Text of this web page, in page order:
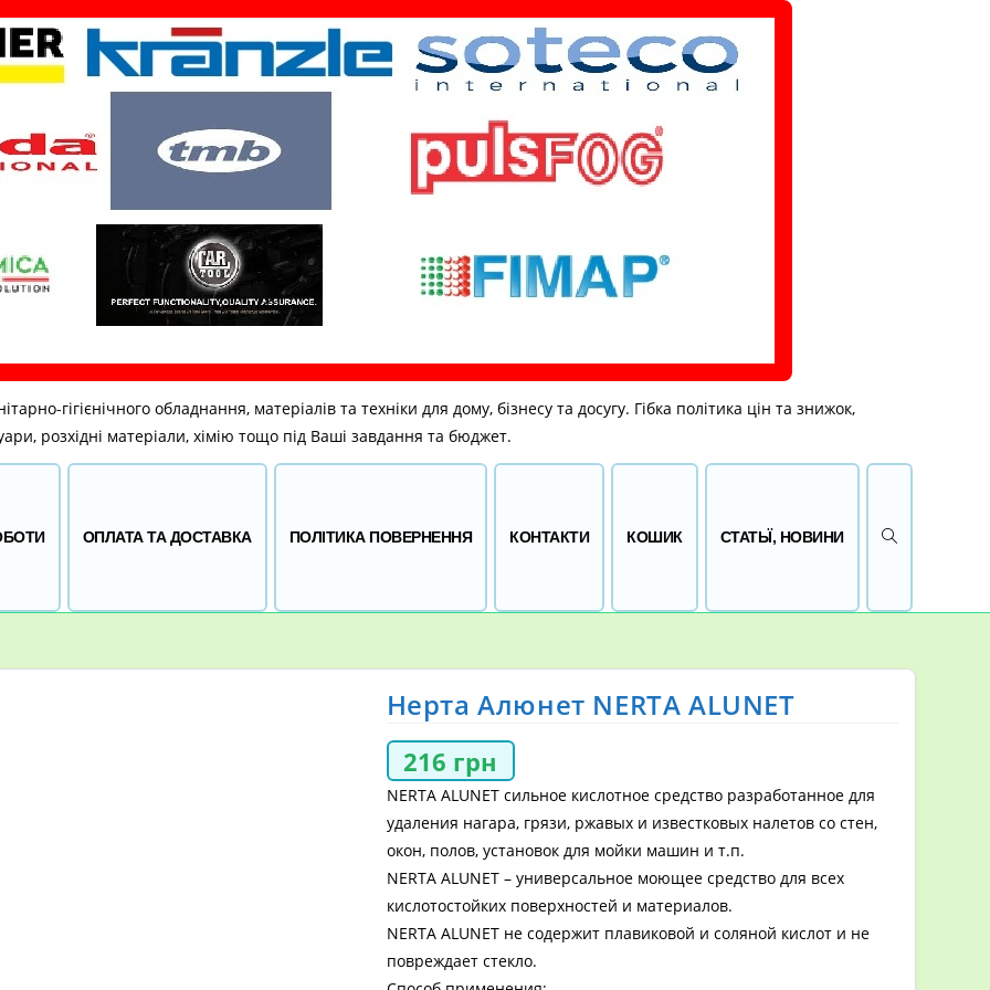
гігієнічного обладнання, матеріалів та техніки для дому, бізнесу та досугу. Гібка політика цін та знижок,
розхідні матеріали, хімію тощо під Ваші завдання та бюджет.
ОПЛАТА ТА ДОСТАВКА ПОЛІТИКА ПОВЕРНЕННЯ КОНТАКТИ КОШИК СТАТЬЇ, НОВИНИ ПЕРЕМКНУТИ
Нерта Алюнет NERTA ALUNET
216 грн
NERTA ALUNET сильное кислотное средство разработанное для
удаления нагара, грязи, ржавых и известковых налетов со стен,
окон, полов, установок для мойки машин и т.п.
NERTA ALUNET – универсальное моющее средство для всех
кислотостойких поверхностей и материалов.
NERTA ALUNET не содержит плавиковой и соляной кислот и не
повреждает стекло.